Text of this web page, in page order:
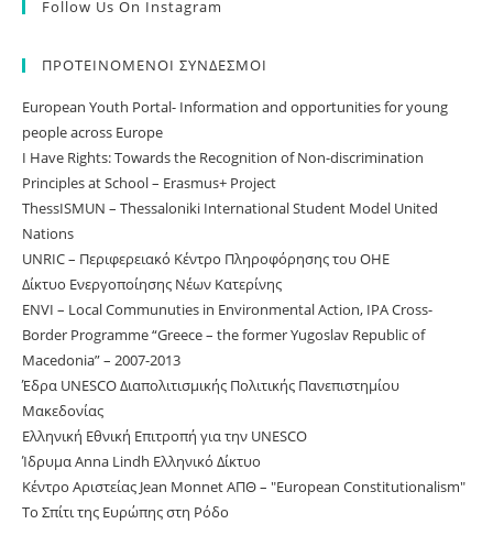
Follow Us On Instagram
ΠΡΟΤΕΙΝΟΜΕΝΟΙ ΣΥΝΔΕΣΜΟΙ
European Youth Portal- Information and opportunities for young
people across Europe
I Have Rights: Towards the Recognition of Non-discrimination
Principles at School – Erasmus+ Project
ThessISMUN – Thessaloniki International Student Model United
Nations
UNRIC – Περιφερειακό Κέντρο Πληροφόρησης του ΟΗΕ
Δίκτυο Ενεργοποίησης Νέων Κατερίνης
ΕNVI – Local Communuties in Environmental Action, IPA Cross-
Border Programme “Greece – the former Yugoslav Republic of
Macedonia” – 2007-2013
Έδρα UNESCO Διαπολιτισμικής Πολιτικής Πανεπιστημίου
Μακεδονίας
Ελληνική Εθνική Επιτροπή για την UNESCO
Ίδρυμα Anna Lindh Ελληνικό Δίκτυο
Κέντρο Αριστείας Jean Monnet ΑΠΘ – "European Constitutionalism"
Το Σπίτι της Ευρώπης στη Ρόδο